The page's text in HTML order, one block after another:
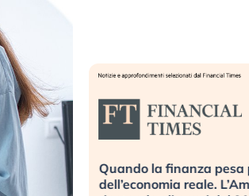
Investitori
scoppio
Quando la finanza pesa
dell’economia reale.